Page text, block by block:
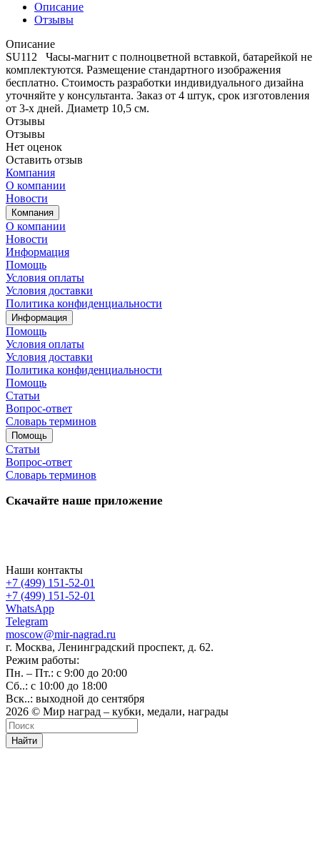
Описание
Отзывы
Описание
SU112 Часы-магнит с полноцветной вставкой, батарейкой не
комплектуются. Размещение стандартного изображения
бесплатно. Стоимость разработки индивидуального дизайна
уточняйте у консультанта. Заказ от 4 штук, срок изготовления
от 3-х дней. Диаметр 10,5 см.
Отзывы
Отзывы
Нет оценок
Оставить отзыв
Компания
О компании
Новости
Компания
О компании
Новости
Информация
Помощь
Условия оплаты
Условия доставки
Политика конфиденциальности
Информация
Помощь
Условия оплаты
Условия доставки
Политика конфиденциальности
Помощь
Статьи
Вопрос-ответ
Словарь терминов
Помощь
Статьи
Вопрос-ответ
Словарь терминов
Скачайте наше приложение
Наши контакты
+7 (499) 151-52-01
+7 (499) 151-52-01
WhatsApp
Telegram
moscow@mir-nagrad.ru
г. Москва, Ленинградский проспект, д. 62.
Режим работы:
Пн. – Пт.: с 9:00 до 20:00
Сб..: с 10:00 до 18:00
Вск..: выходной до сентября
2026 © Мир наград – кубки, медали, награды
Найти